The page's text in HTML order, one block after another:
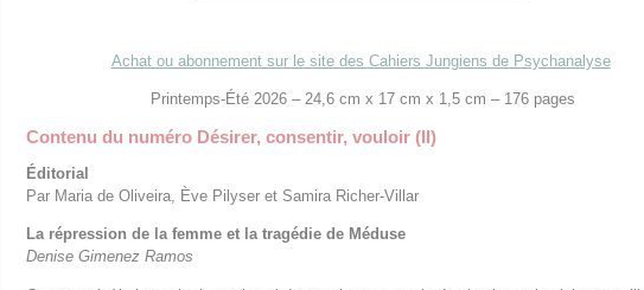
Achat ou abonnement sur le site des Cahiers Jungiens de Psychanalyse
Printemps-Été 2026 – 24,6 cm x 17 cm x 1,5 cm – 176 pages
Contenu du numéro Désirer, consentir, vouloir (II)
Éditorial
Par Maria de Oliveira, Ève Pilyser et Samira Richer-Villar
La répression de la femme et la tragédie de Méduse
Denise Gimenez Ramos